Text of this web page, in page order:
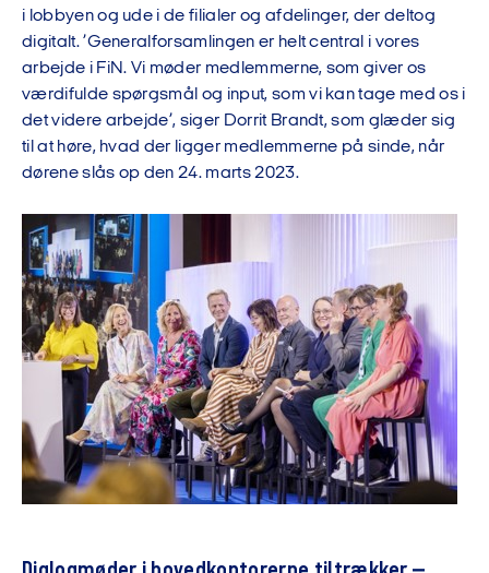
i lobbyen og ude i de filialer og afdelinger, der deltog
digitalt. ’Generalforsamlingen er helt central i vores
arbejde i FiN. Vi møder medlemmerne, som giver os
værdifulde spørgsmål og input, som vi kan tage med os i
det videre arbejde’, siger Dorrit Brandt, som glæder sig
til at høre, hvad der ligger medlemmerne på sinde, når
dørene slås op den 24. marts 2023.